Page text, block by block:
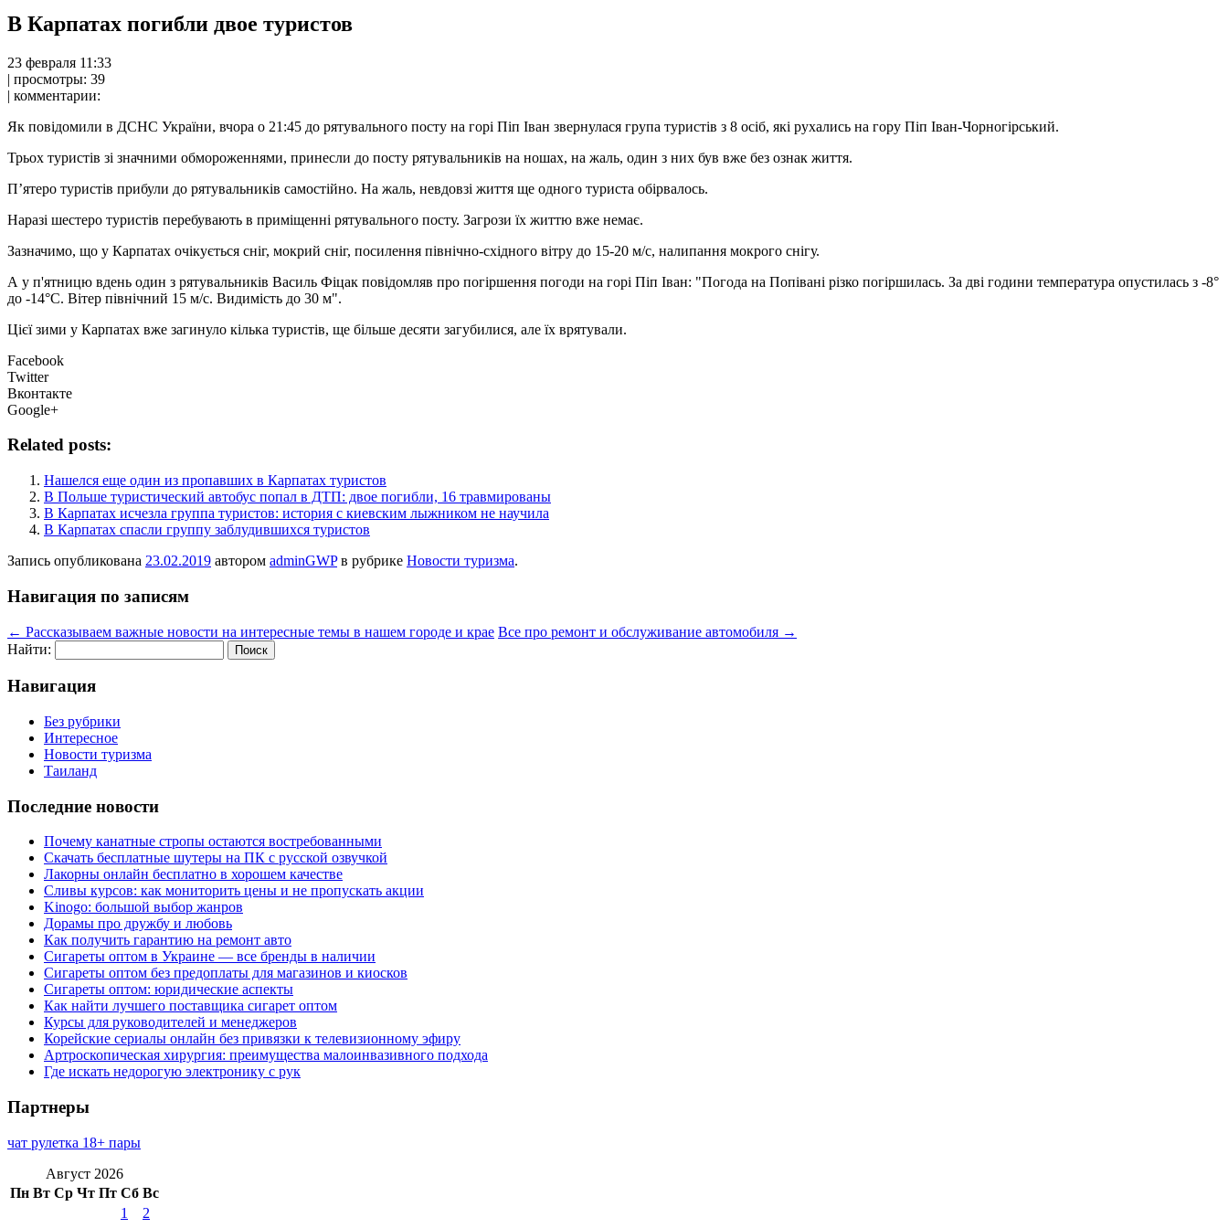
В Карпатах погибли двое туристов
23 фeврaля 11:33
| прoсмoтры: 39
| комментарии:
Як повідомили в ДСНС України, вчора о 21:45 до рятувального посту на горі Піп Іван звернулася група туристів з 8 осіб, які рухались на гору Піп Іван-Чорногірський.
Трьох туристів зі значними обмороженнями, принесли до посту рятувальників на ношах, на жаль, один з них був вже без ознак життя.
П’ятеро туристів прибули до рятувальників самостійно. На жаль, невдовзі життя ще одного туриста обірвалось.
Наразі шестеро туристів перебувають в приміщенні рятувального посту. Загрози їх життю вже немає.
Зазначимо, що у Карпатах очікується сніг, мокрий сніг, посилення північно-східного вітру до 15-20 м/с, налипання мокрого снігу.
А у п'ятницю вдень один з рятувальників Василь Фіцак повідомляв про погіршення погоди на горі Піп Іван: "Погода на Попівані різко погіршилась. За дві години температура опустилась з -8°
до -14°С. Вітер північний 15 м/с. Видимість до 30 м".
Цієї зими у Карпатах вже загинуло кілька туристів, ще більше десяти загубилися, але їх врятували.
Facebook
Twitter
Вконтакте
Google+
Related posts:
Нашелся еще один из пропавших в Карпатах туристов
В Польше туристический автобус попал в ДТП: двое погибли, 16 травмированы
В Карпатах исчезла группа туристов: история с киевским лыжником не научила
В Карпатах спасли группу заблудившихся туристов
Запись опубликована 23.02.2019 автором adminGWPв рубрике Новости туризма.
Навигация по записям
← Рассказываем важные новости на интересные темы в нашем городе и крае Все про ремонт и обслуживание автомобиля →
Найти:
Навигация
Без рубрики
Интересное
Новости туризма
Таиланд
Последние новости
Почему канатные стропы остаются востребованными
Скачать бесплатные шутеры на ПК с русской озвучкой
Лакорны онлайн бесплатно в хорошем качестве
Сливы курсов: как мониторить цены и не пропускать акции
Kinogo: большой выбор жанров
Дорамы про дружбу и любовь
Как получить гарантию на ремонт авто
Сигареты оптом в Украине — все бренды в наличии
Сигареты оптом без предоплаты для магазинов и киосков
Сигареты оптом: юридические аспекты
Как найти лучшего поставщика сигарет оптом
Курсы для руководителей и менеджеров
Корейские сериалы онлайн без привязки к телевизионному эфиру
Артроскопическая хирургия: преимущества малоинвазивного подхода
Где искать недорогую электронику с рук
Партнеры
чат рулетка 18+ пары
Август 2026
Пн Вт Ср Чт Пт Сб Вс
1
2